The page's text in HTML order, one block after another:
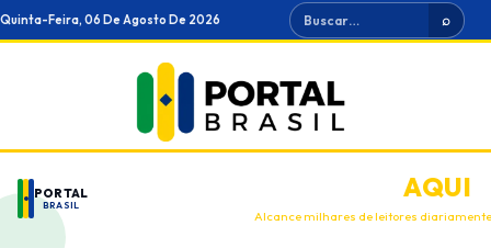
Ir
para
Quinta-Feira, 06 De Agosto De 2026 Buscar ⌕
PORTAL
BRASIL
ANUNCIEAQUI
Alcance milhares de leitores diariamente